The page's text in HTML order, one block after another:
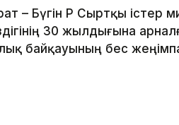
– Бүгін ҚР Сыртқы істер
30 жылдығына
байқауының бес